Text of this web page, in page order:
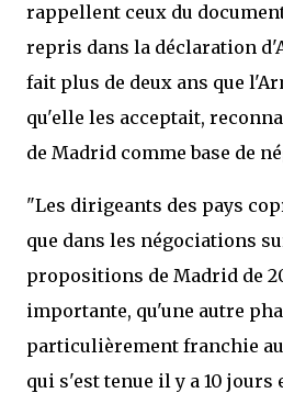
rappellent ceux du
repris dans la déclaration
fait plus de deux ans que
qu'elle les acceptait,
de Madrid comme base de
"Les dirigeants des pays
que dans les négociations
propositions de Madrid de
importante, qu'une autre
particulièrement franchie
qui s'est tenue il y a 10 jours